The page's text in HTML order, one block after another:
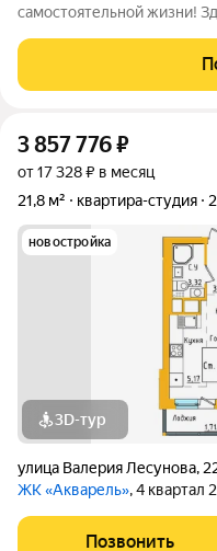
самостоятельной жизни!
жизни . Свежий ремонт,
необходимая мебель и
3 857 776₽
от 17 328 ₽ в месяц
21,8 м²
квартира-студия
новостройка
3D-тур
улица Валерия Лесунова,
ЖК «Акварель», 4 квартал
Позвонить